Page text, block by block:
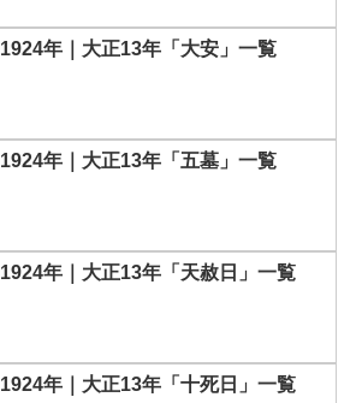
1924年｜大正13年「大安」一覧
1924年｜大正13年「五墓」一覧
1924年｜大正13年「天赦日」一覧
1924年｜大正13年「十死日」一覧